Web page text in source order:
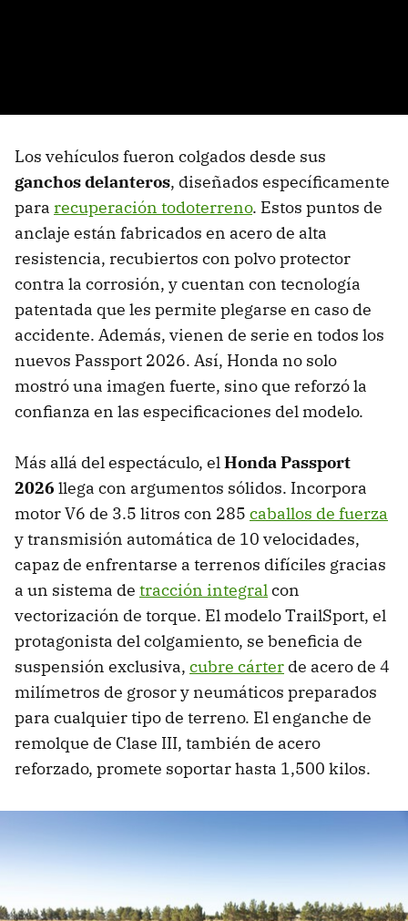
Los vehículos fueron colgados desde sus
ganchos delanteros, diseñados específicamente
para recuperación todoterreno. Estos puntos de
anclaje están fabricados en acero de alta
resistencia, recubiertos con polvo protector
contra la corrosión, y cuentan con tecnología
patentada que les permite plegarse en caso de
accidente. Además, vienen de serie en todos los
nuevos Passport 2026. Así, Honda no solo
mostró una imagen fuerte, sino que reforzó la
confianza en las especificaciones del modelo.
Más allá del espectáculo, elHonda Passport
2026 llega con argumentos sólidos. Incorpora
motor V6 de 3.5 litros con 285 caballos de fuerza
y transmisión automática de 10 velocidades,
capaz de enfrentarse a terrenos difíciles gracias
a un sistema de tracción integralcon
vectorización de torque. El modelo TrailSport, el
protagonista del colgamiento, se beneficia de
suspensión exclusiva, cubre cárter de acero de 4
milímetros de grosor y neumáticos preparados
para cualquier tipo de terreno. El enganche de
remolque de Clase III, también de acero
reforzado, promete soportar hasta 1,500 kilos.